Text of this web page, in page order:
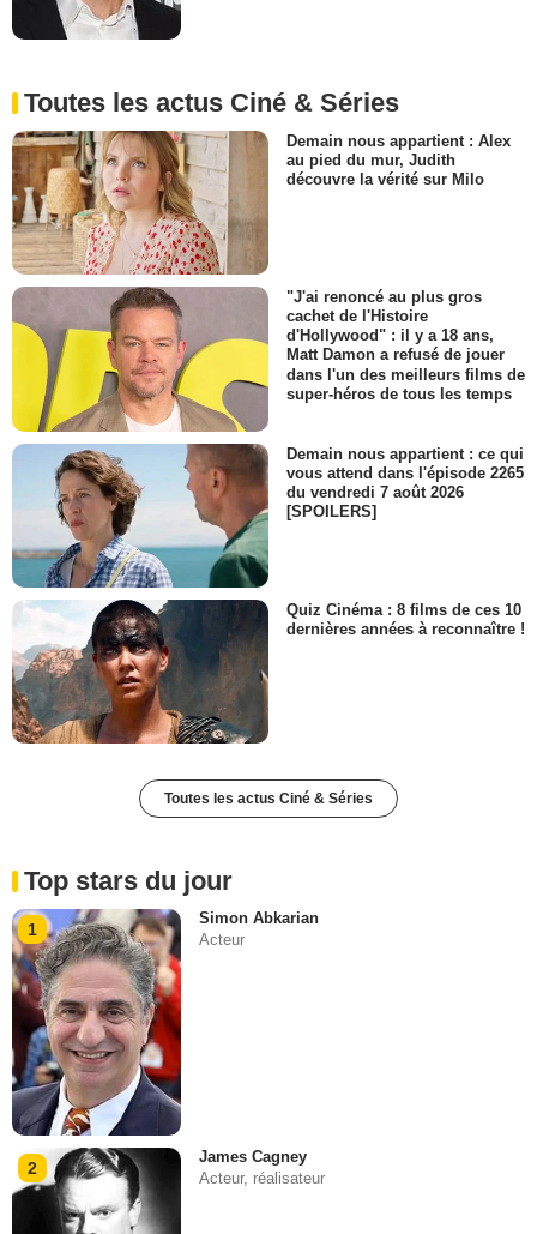
Toutes les actus Ciné & Séries
Demain nous appartient : Alex
au pied du mur, Judith
découvre la vérité sur Milo
"J'ai renoncé au plus gros
cachet de l'Histoire
d'Hollywood" : il y a 18 ans,
Matt Damon a refusé de jouer
dans l'un des meilleurs films de
super-héros de tous les temps
Demain nous appartient : ce qui
vous attend dans l'épisode 2265
du vendredi 7 août 2026
[SPOILERS]
Quiz Cinéma : 8 films de ces 10
dernières années à reconnaître !
Toutes les actus Ciné & Séries
Top stars du jour
1
Simon Abkarian
Acteur
2
James Cagney
Acteur, réalisateur